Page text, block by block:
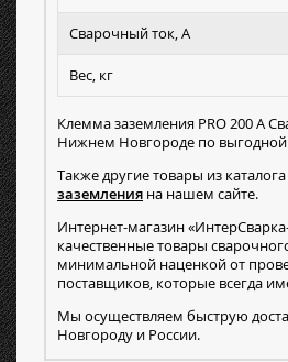
Сварочный ток, А
Вес, кг
Клемма заземления PRO 200 А
Нижнем Новгороде по выгодной
Также другие товары из каталога
заземления на нашем сайте.
Интернет-магазин
качественные товары
минимальной наценкой от
поставщиков, которые всегда
Мы осуществляем быструю
Новгороду и России.